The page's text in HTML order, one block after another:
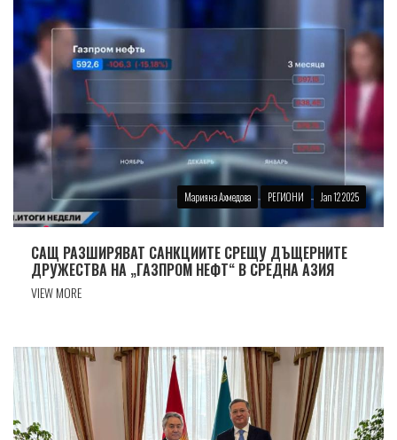
Марияна Ахмедова РЕГИОНИ Jan 12 2025
САЩ РАЗШИРЯВАТ САНКЦИИТЕ СРЕЩУ ДЪЩЕРНИТЕ
ДРУЖЕСТВА НА „ГАЗПРОМ НЕФТ“ В СРЕДНА АЗИЯ
VIEW MORE